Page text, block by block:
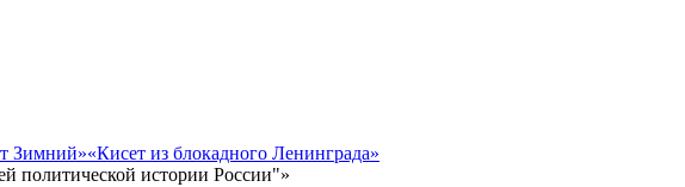
Зимний»«Кисет из блокадного Ленинграда»
политической истории России"»